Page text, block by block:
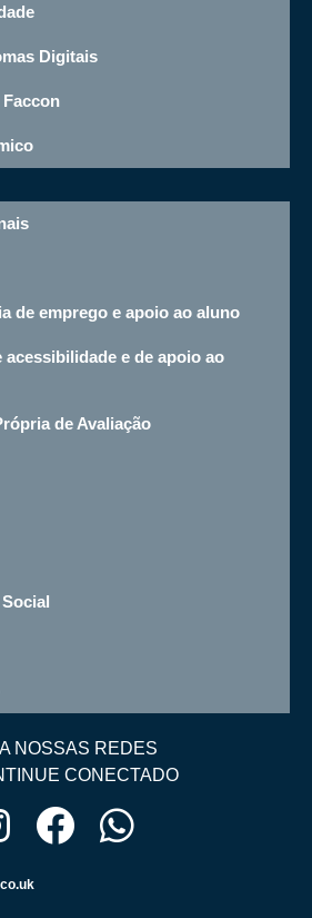
Digitais
de emprego e apoio ao aluno
acessibilidade e de apoio ao
de Avaliação
NOSSAS REDES
CONECTADO